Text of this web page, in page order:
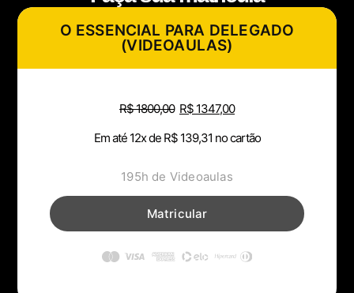
O ESSENCIAL PARA DELEGADO
(VIDEOAULAS)
R$1800,00 R$ 1347,00
Em até 12x de R$139,31 no cartão
195h de Videoaulas
Matricular